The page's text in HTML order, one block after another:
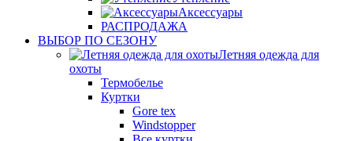
Аксессуары
РАСПРОДАЖА
ВЫБОР ПО СЕЗОНУ
Летняя одежда для
охоты
Термобелье
Куртки
Gore tex
Windstopper